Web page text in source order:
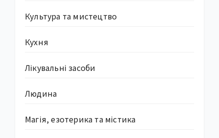
Культура та мистецтво
Кухня
Лікувальні засоби
Людина
Магія, езотерика та містика